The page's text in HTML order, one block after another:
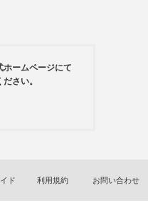
ホームページにて
さい。
ド 利用規約 お問い合わせ